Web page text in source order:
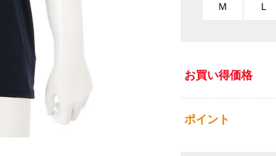
Ｍ Ｌ
お買い得価格
ポイント